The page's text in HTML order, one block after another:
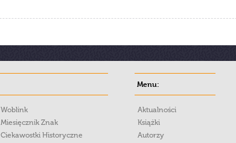
Woblink
Miesięcznik Znak
Ciekawostki Historyczne
Menu:
Aktualności
Książki
Autorzy